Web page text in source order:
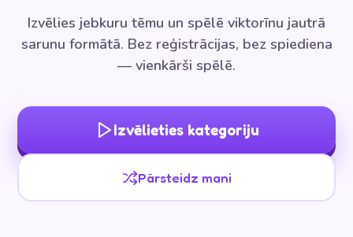
Izvēlies jebkuru tēmu un spēlē viktorīnu jautrā
sarunu formātā. Bez reģistrācijas, bez spiediena
— vienkārši spēlē.
Izvēlieties kategoriju
Pārsteidz mani